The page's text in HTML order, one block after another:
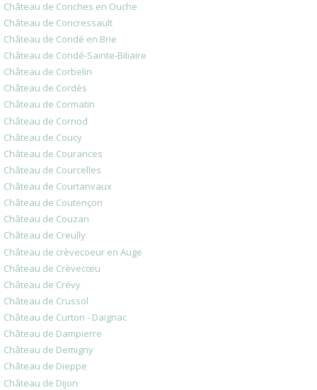
Château de Conches en Ouche
Château de Concressault
Château de Condé en Brie
Château de Condé-Sainte-Biliaire
Château de Corbelin
Château de Cordès
Château de Cormatin
Château de Cornod
Château de Coucy
Château de Courances
Château de Courcelles
Château de Courtanvaux
Château de Coutençon
Château de Couzan
Château de Creully
Château de crèvecoeur en Auge
Château de Crèvecœu
Château de Crévy
Château de Crussol
Château de Curton - Daignac
Château de Dampierre
Château de Demigny
Château de Dieppe
Château de Dijon